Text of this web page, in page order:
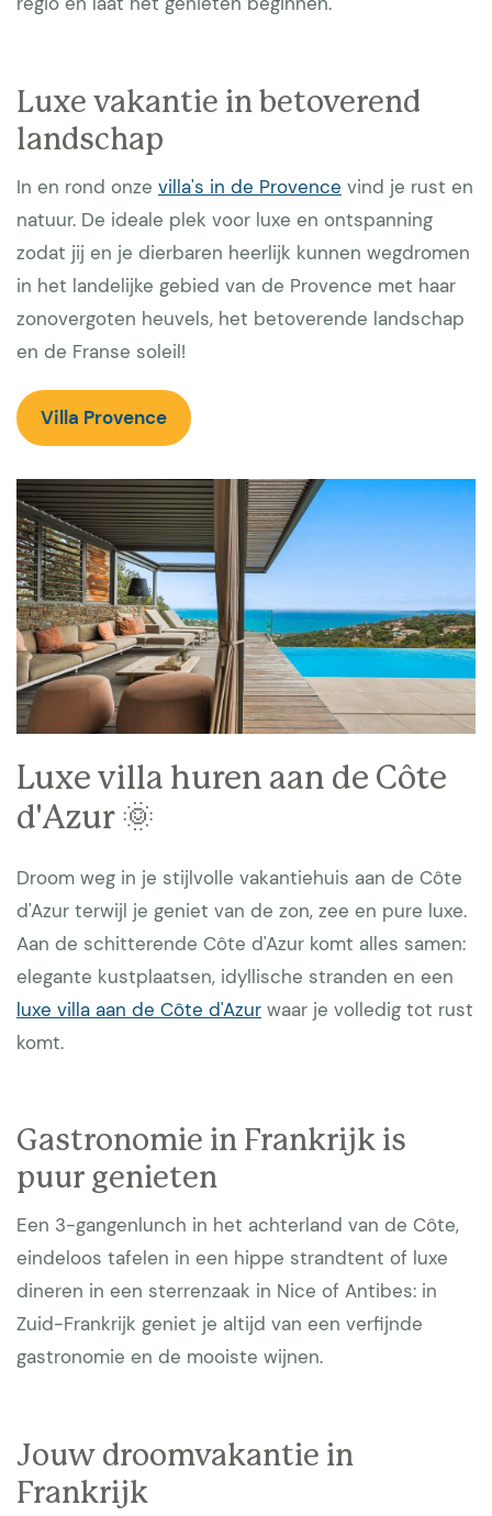
Luxe vakantie in betoverend
landschap
In en rond onze villa's in de Provence vind je rust en
natuur. De ideale plek voor luxe en ontspanning
zodat jij en je dierbaren heerlijk kunnen wegdromen
in het landelijke gebied van de Provence met haar
zonovergoten heuvels, het betoverende landschap
en de Franse soleil!
Villa Provence
Luxe villa huren aan de Côte
d'Azur 🌞
Droom weg in je stijlvolle vakantiehuis aan de Côte
d'Azur terwijl je geniet van de zon, zee en pure luxe.
Aan de schitterende Côte d'Azur komt alles samen:
elegante kustplaatsen, idyllische stranden en een
luxe villa aan de Côte d'Azur waar je volledig tot rust
komt.
Gastronomie in Frankrijk is
puur genieten
Een 3-gangenlunch in het achterland van de Côte,
eindeloos tafelen in een hippe strandtent of luxe
dineren in een sterrenzaak in Nice of Antibes: in
Zuid-Frankrijk geniet je altijd van een verfijnde
gastronomie en de mooiste wijnen.
Jouw droomvakantie in
Frankrijk